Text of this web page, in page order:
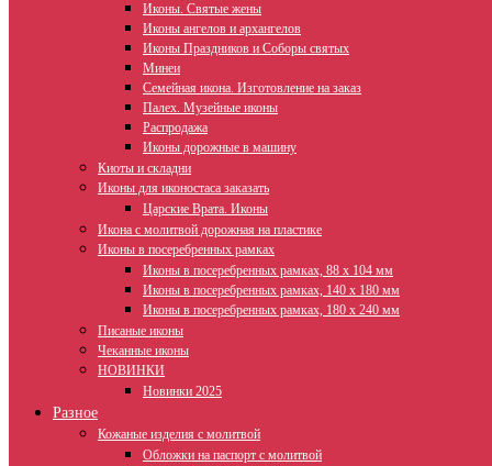
Иконы. Святые жены
Иконы ангелов и архангелов
Иконы Праздников и Соборы святых
Минеи
Семейная икона. Изготовление на заказ
Палех. Музейные иконы
Распродажа
Иконы дорожные в машину
Киоты и складни
Иконы для иконостаса заказать
Царские Врата. Иконы
Икона с молитвой дорожная на пластике
Иконы в посеребренных рамках
Иконы в посеребренных рамках, 88 х 104 мм
Иконы в посеребренных рамках, 140 х 180 мм
Иконы в посеребренных рамках, 180 х 240 мм
Писаные иконы
Чеканные иконы
НОВИНКИ
Новинки 2025
Разное
Кожаные изделия с молитвой
Обложки на паспорт с молитвой